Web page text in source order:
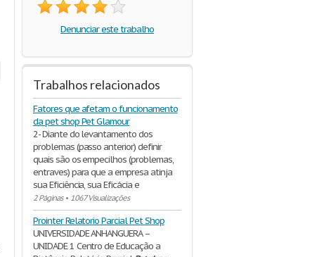
Denunciar este trabalho
Trabalhos relacionados
Fatores que afetam o funcionamento
da pet shop Pet Glamour
2- Diante do levantamento dos
problemas (passo anterior) definir
quais são os empecilhos (problemas,
entraves) para que a empresa atinja
sua Eficiência, sua Eficácia e
2 Páginas• 1067 Visualizações
Prointer Relatorio Parcial Pet Shop
UNIVERSIDADE ANHANGUERA –
UNIDADE 1 Centro de Educação a